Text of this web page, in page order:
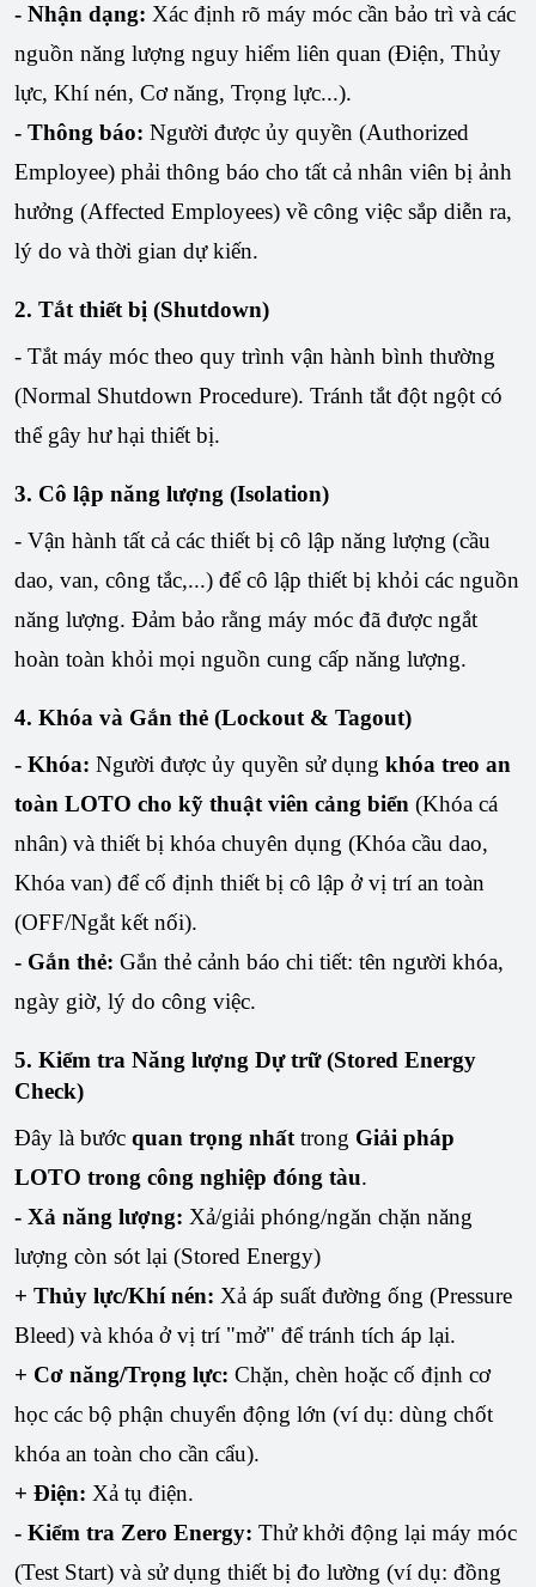
- Nhận dạng: Xác định rõ máy móc cần bảo trì và các
nguồn năng lượng nguy hiểm liên quan (Điện, Thủy
lực, Khí nén, Cơ năng, Trọng lực...).
- Thông báo: Người được ủy quyền (Authorized
Employee) phải thông báo cho tất cả nhân viên bị ảnh
hưởng (Affected Employees) về công việc sắp diễn ra,
lý do và thời gian dự kiến.
2. Tắt thiết bị (Shutdown)
- Tắt máy móc theo quy trình vận hành bình thường
(Normal Shutdown Procedure). Tránh tắt đột ngột có
thể gây hư hại thiết bị.
3. Cô lập năng lượng (Isolation)
- Vận hành tất cả các thiết bị cô lập năng lượng (cầu
dao, van, công tắc,...) để cô lập thiết bị khỏi các nguồn
năng lượng. Đảm bảo rằng máy móc đã được ngắt
hoàn toàn khỏi mọi nguồn cung cấp năng lượng.
4. Khóa và Gắn thẻ (Lockout & Tagout)
- Khóa: Người được ủy quyền sử dụng khóa treo an
toàn LOTO cho kỹ thuật viên cảng biển (Khóa cá
nhân) và thiết bị khóa chuyên dụng (Khóa cầu dao,
Khóa van) để cố định thiết bị cô lập ở vị trí an toàn
(OFF/Ngắt kết nối).
- Gắn thẻ: Gắn thẻ cảnh báo chi tiết: tên người khóa,
ngày giờ, lý do công việc.
5. Kiểm tra Năng lượng Dự trữ (Stored Energy
Check)
Đây là bước quan trọng nhấttrong Giải pháp
LOTO trong công nghiệp đóng tàu.
- Xả năng lượng: Xả/giải phóng/ngăn chặn năng
lượng còn sót lại (Stored Energy)
+ Thủy lực/Khí nén: Xả áp suất đường ống (Pressure
Bleed) và khóa ở vị trí "mở" để tránh tích áp lại.
+ Cơ năng/Trọng lực: Chặn, chèn hoặc cố định cơ
học các bộ phận chuyển động lớn (ví dụ: dùng chốt
khóa an toàn cho cần cẩu).
+ Điện: Xả tụ điện.
- Kiểm tra Zero Energy: Thử khởi động lại máy móc
(Test Start) và sử dụng thiết bị đo lường (ví dụ: đồng